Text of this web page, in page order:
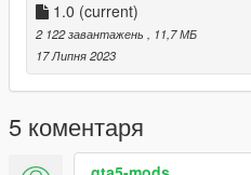
1.0 (current)
2 122 завантажень
, 11,7 МБ
17 Липня 2023
5 коментаря